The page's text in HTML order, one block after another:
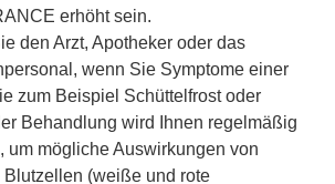
erhöht sein.
den Arzt, Apotheker oder das
wenn Sie Symptome einer
zum Beispiel Schüttelfrost oder
Behandlung wird Ihnen regelmäßig
um mögliche Auswirkungen von
Blutzellen (weiße und rote